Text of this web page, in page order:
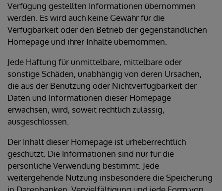
Verfügung gestellten Informationen übernommen
werden. Es wird auch keine Gewähr für die
Verfügbarkeit oder den Betrieb der gegenständlichen
Homepage und ihrer Inhalte übernommen.
Jede Haftung für unmittelbare, mittelbare oder
sonstige Schäden, unabhängig von deren Ursachen,
die aus der Benutzung oder Nichtverfügbarkeit der
Daten und Informationen dieser Homepage
erwachsen, wird, soweit rechtlich zulässig,
ausgeschlossen.
Der Inhalt dieser Homepage ist urheberrechtlich
geschützt. Die Informationen sind nur für die
persönliche Verwendung bestimmt. Jede
weitergehende Nutzung insbesondere die Speicherung